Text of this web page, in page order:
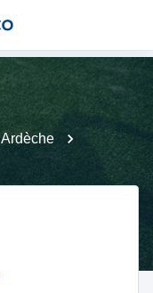
Ardèche